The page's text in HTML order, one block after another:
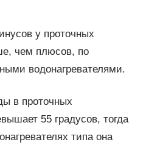
у проточных
чем плюсов, по
водонагревателями.
в проточных
55 градусов, тогда
типа она